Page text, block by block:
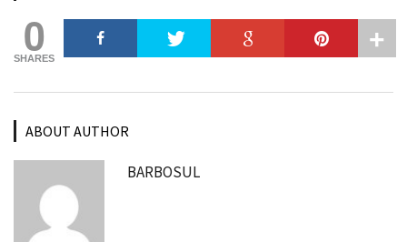
0
SHARES
ABOUT AUTHOR
BARBOSUL